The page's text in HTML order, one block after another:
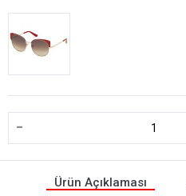
-
Ürün Açıklaması